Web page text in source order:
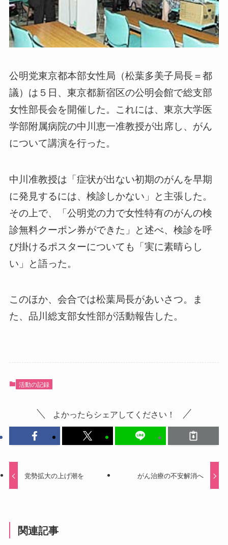
公明党東京都本部女性局（松葉多美子局長＝都
議）は５日、東京都新宿区の公明会館で総支部
女性部長会を開催した。これには、東京大学医
学部附属病院の中川恵一准教授が出席し、がん
について講演を行った。
中川准教授は「症状が出ない初期のがんを早期
に発見するには、検診しかない」と主張した。
その上で、「公明党の力で女性特有のがんの検
診無料クーポン券ができた」と述べ、検診を呼
び掛けるポスターについても「実に素晴らし
い」と語った。
このほか、会合では松葉局長があいさつ。ま
た、品川総支部女性部が活動報告した。
活動の記録
よかったらシェアしてください！
党勢拡大の上げ潮を がん治療の不安解消へ
関連記事